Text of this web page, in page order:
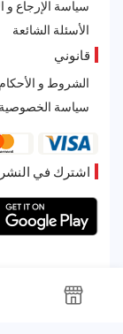
سياسة الإرجاع و
الأسئلة الشائعة
قانوني
الشروط و الأحكام
سياسة الخصوصية
اشترك في
© 2026